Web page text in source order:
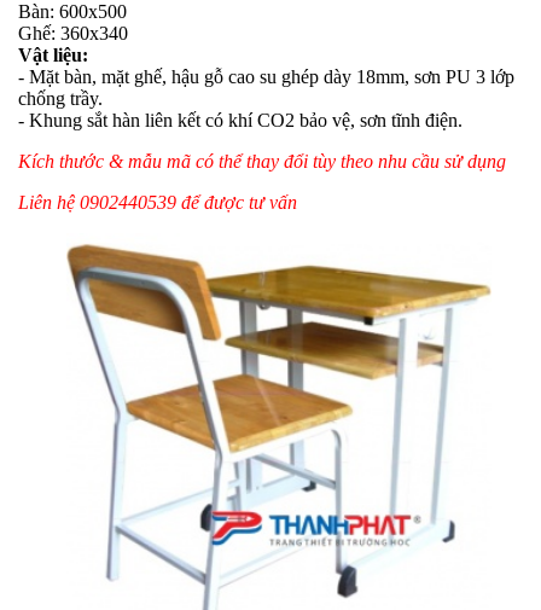
Bàn: 600x500
Ghế: 360x340
Vật liệu:
- Mặt bàn, mặt ghế, hậu gỗ cao su ghép dày 18mm, sơn PU 3 lớp
chống trầy.
- Khung sắt hàn liên kết có khí CO2 bảo vệ, sơn tĩnh điện.
Kích thước & mẫu mã có thể thay đổi tùy theo nhu cầu sử dụng
Liên hệ 0902440539 để được tư vấn